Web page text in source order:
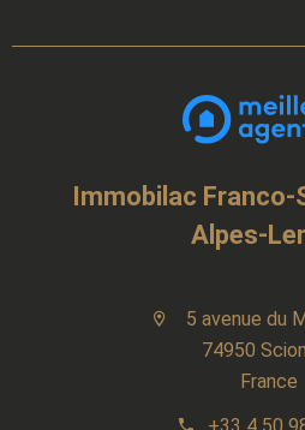
Immobilac Franco-
Alpes-
5 avenue du
74950
France